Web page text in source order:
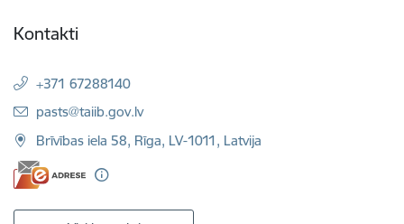
Kontakti
+371 67288140
E-pasts:
pasts@taiib.gov.lv
Brīvības iela 58, Rīga, LV-1011, Latvija